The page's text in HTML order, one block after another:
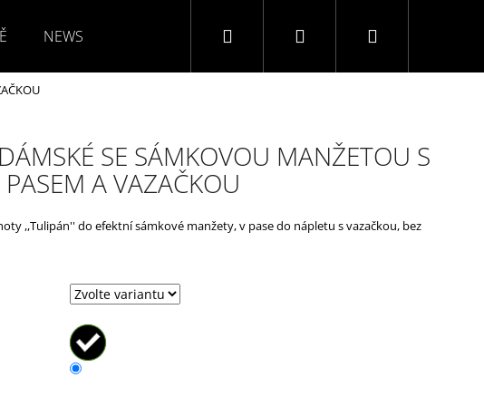
NEWS KONTAKTY NAPIŠTE NÁM
Hledat PřihlášeníNákupní
SE SÁMKOVOU MANŽETOU S
A VAZAČKOU
,,Tulipán'' do efektní sámkové manžety, v pase do nápletu s vazačkou, bez